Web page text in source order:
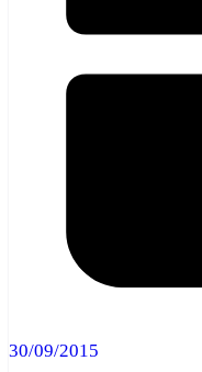
30/09/2015